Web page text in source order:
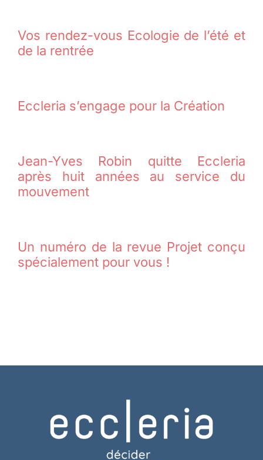
Nous soutenir
Vos rendez-vous Ecologie de l’été et
de la rentrée
Eccleria s’engage pour la Création
Jean-Yves Robin quitte Eccleria
après huit années au service du
mouvement
Un numéro de la revue Projet conçu
spécialement pour vous !